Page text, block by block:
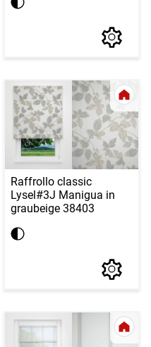
Raffrollo classic
Lysel#3J Manigua in
graubeige 38403